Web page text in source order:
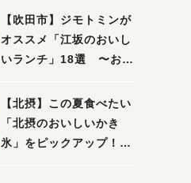
里店」がオープン予定！
【吹田市】ジモトミンが
オススメ「江坂のおいし
いランチ」18選 〜おし
とりさまでも楽しめるお
店まで〜
【北摂】この夏食べたい
「北摂のおいしいかき
氷」をピックアップ！